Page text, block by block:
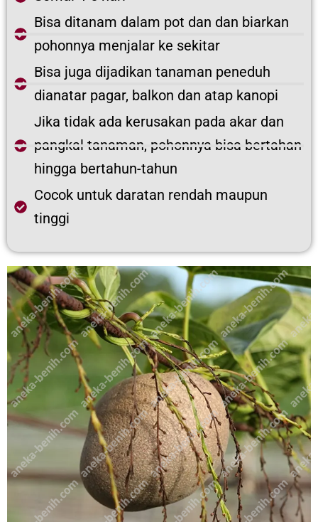
Bisa ditanam dalam pot dan dan biarkan
pohonnya menjalar ke sekitar
Bisa juga dijadikan tanaman peneduh
dianatar pagar, balkon dan atap kanopi
Jika tidak ada kerusakan pada akar dan
pangkal tanaman, pohonnya bisa bertahan
hingga bertahun-tahun
Cocok untuk daratan rendah maupun
tinggi